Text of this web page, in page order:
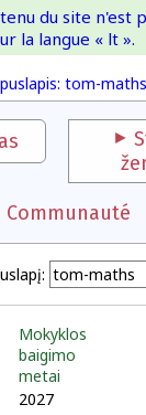
France-
tom-maths
du site n'est
la langue « lt ».
Communauté
Mokyklos
baigimo
metai
2027